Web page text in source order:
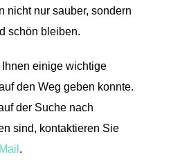
nicht nur sauber, sondern
schön bleiben.
Ihnen einige wichtige
den Weg geben konnte.
der Suche nach
sind, kontaktieren Sie
.